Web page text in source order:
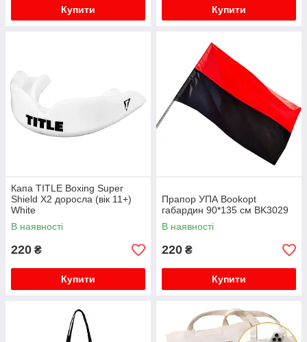
Купити Купити
Капа TITLE Boxing Super
Shield X2 доросла (вік 11+)
White
В наявності
220 ₴
Купити
Прапор УПА Bookopt
габардин 90*135 см BK3029
В наявності
220 ₴
Купити